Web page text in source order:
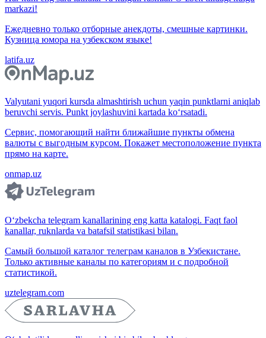
markazi!
Ежедневно только отборные анекдоты, смешные картинки.
Кузница юмора на узбекском языке!
latifa.uz
Valyutani yuqori kursda almashtirish uchun yaqin punktlarni aniqlab
beruvchi servis. Punkt joylashuvini kartada ko‘rsatadi.
Сервис, помогающий найти ближайшие пункты обмена
валюты с выгодным курсом. Покажет местоположение пункта
прямо на карте.
onmap.uz
O‘zbekcha telegram kanallarining eng katta katalogi. Faqt faol
kanallar, ruknlarda va batafsil statistikasi bilan.
Самый большой каталог телеграм каналов в Узбекистане.
Только активные каналы по категориям и с подробной
статистикой.
uztelegram.com